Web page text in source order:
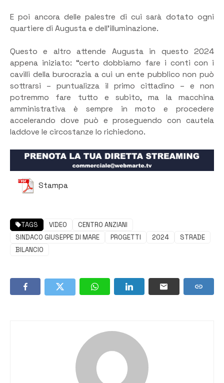
E poi ancora delle palestre di cui sarà dotato ogni
quartiere di Augusta e dell’illuminazione.
Questo e altro attende Augusta in questo 2024
appena iniziato: “certo dobbiamo fare i conti con i
cavilli della burocrazia a cui un ente pubblico non può
sottrarsi – puntualizza il primo cittadino – e non
potremmo fare tutto e subito, ma la macchina
amministrativa è sempre in moto e procedere
accelerando dove può e proseguendo con cautela
laddove le circostanze lo richiedono.
Stampa
TAGS VIDEO
CENTRO ANZIANI
SINDACO GIUSEPPE DI MARE
PROGETTI 2024
STRADE
BILANCIO